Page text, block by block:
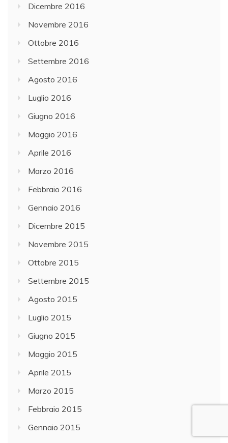
Dicembre 2016
Novembre 2016
Ottobre 2016
Settembre 2016
Agosto 2016
Luglio 2016
Giugno 2016
Maggio 2016
Aprile 2016
Marzo 2016
Febbraio 2016
Gennaio 2016
Dicembre 2015
Novembre 2015
Ottobre 2015
Settembre 2015
Agosto 2015
Luglio 2015
Giugno 2015
Maggio 2015
Aprile 2015
Marzo 2015
Febbraio 2015
Gennaio 2015